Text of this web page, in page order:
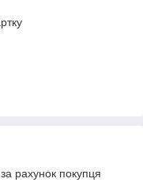
рахунок покупця